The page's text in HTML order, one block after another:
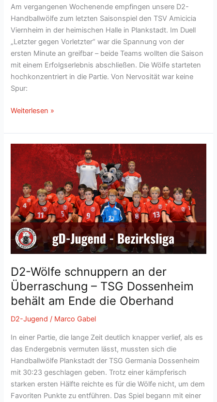
Am vergangenen Wochenende empfingen unsere D2-
Handballwölfe zum letzten Saisonspiel den TSV Amicicia
Viernheim in der heimischen Halle in Plankstadt. Im Duell
„Letzter gegen Vorletzter“ war die Spannung von der
ersten Minute an greifbar – beide Teams wollten die Saison
mit einem Erfolgserlebnis abschließen. Die Wölfe starteten
hochkonzentriert in die Partie. Von Nervosität war keine
Spur:
Saisonfinale
Plankstadt:
D2-
Wölfe
kämpfen
tapfer
gegen
Viernheim
Weiterlesen »
D2-Wölfe schnuppern an der
Überraschung – TSG Dossenheim
behält am Ende die Oberhand
D2-Jugend / Marco Gabel
In einer Partie, die lange Zeit deutlich knapper verlief, als es
das Endergebnis vermuten lässt, mussten sich die
Handballwölfe Plankstadt der TSG Germania Dossenheim
mit 30:23 geschlagen geben. Trotz einer kämpferisch
starken ersten Hälfte reichte es für die Wölfe nicht, um dem
Favoriten Punkte zu entführen. Das Spiel begann mit einer